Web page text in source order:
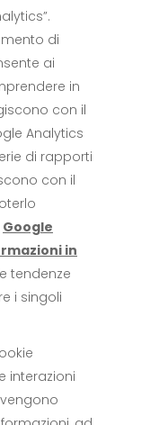
di
ai
in
con il
Analytics
di rapporti
con il
Google
in
tendenze
i singoli
interazioni